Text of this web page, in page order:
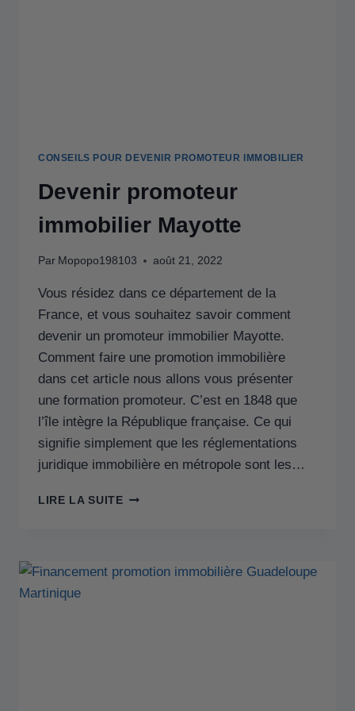
CONSEILS POUR DEVENIR PROMOTEUR IMMOBILIER
Devenir promoteur
immobilier Mayotte
Par Mopopo198103 août 21, 2022
Vous résidez dans ce département de la
France, et vous souhaitez savoir comment
devenir un promoteur immobilier Mayotte.
Comment faire une promotion immobilière
dans cet article nous allons vous présenter
une formation promoteur. C’est en 1848 que
l’île intègre la République française. Ce qui
signifie simplement que les réglementations
juridique immobilière en métropole sont les…
LIRE LA SUITE